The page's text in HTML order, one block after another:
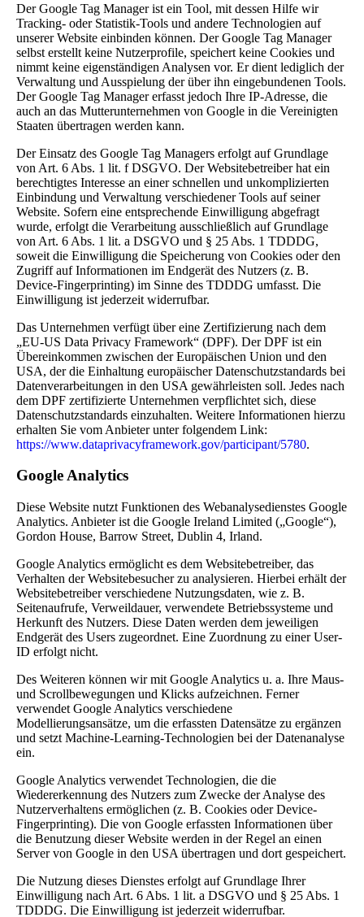
Der Google Tag Manager ist ein Tool, mit dessen Hilfe wir
Tracking- oder Statistik-Tools und andere Technologien auf
unserer Website einbinden können. Der Google Tag Manager
selbst erstellt keine Nutzerprofile, speichert keine Cookies und
nimmt keine eigenständigen Analysen vor. Er dient lediglich der
Verwaltung und Ausspielung der über ihn eingebundenen Tools.
Der Google Tag Manager erfasst jedoch Ihre IP-Adresse, die
auch an das Mutterunternehmen von Google in die Vereinigten
Staaten übertragen werden kann.
Der Einsatz des Google Tag Managers erfolgt auf Grundlage
von Art. 6 Abs. 1 lit. f DSGVO. Der Websitebetreiber hat ein
berechtigtes Interesse an einer schnellen und unkomplizierten
Einbindung und Verwaltung verschiedener Tools auf seiner
Website. Sofern eine entsprechende Einwilligung abgefragt
wurde, erfolgt die Verarbeitung ausschließlich auf Grundlage
von Art. 6 Abs. 1 lit. a DSGVO und § 25 Abs. 1 TDDDG,
soweit die Einwilligung die Speicherung von Cookies oder den
Zugriff auf Informationen im Endgerät des Nutzers (z. B.
Device-Fingerprinting) im Sinne des TDDDG umfasst. Die
Einwilligung ist jederzeit widerrufbar.
Das Unternehmen verfügt über eine Zertifizierung nach dem
„EU-US Data Privacy Framework“ (DPF). Der DPF ist ein
Übereinkommen zwischen der Europäischen Union und den
USA, der die Einhaltung europäischer Datenschutzstandards bei
Datenverarbeitungen in den USA gewährleisten soll. Jedes nach
dem DPF zertifizierte Unternehmen verpflichtet sich, diese
Datenschutzstandards einzuhalten. Weitere Informationen hierzu
erhalten Sie vom Anbieter unter folgendem Link:
https://www.dataprivacyframework.gov/participant/5780.
Google Analytics
Diese Website nutzt Funktionen des Webanalysedienstes Google
Analytics. Anbieter ist die Google Ireland Limited („Google“),
Gordon House, Barrow Street, Dublin 4, Irland.
Google Analytics ermöglicht es dem Websitebetreiber, das
Verhalten der Websitebesucher zu analysieren. Hierbei erhält der
Websitebetreiber verschiedene Nutzungsdaten, wie z. B.
Seitenaufrufe, Verweildauer, verwendete Betriebssysteme und
Herkunft des Nutzers. Diese Daten werden dem jeweiligen
Endgerät des Users zugeordnet. Eine Zuordnung zu einer User-
ID erfolgt nicht.
Des Weiteren können wir mit Google Analytics u. a. Ihre Maus-
und Scrollbewegungen und Klicks aufzeichnen. Ferner
verwendet Google Analytics verschiedene
Modellierungsansätze, um die erfassten Datensätze zu ergänzen
und setzt Machine-Learning-Technologien bei der Datenanalyse
ein.
Google Analytics verwendet Technologien, die die
Wiedererkennung des Nutzers zum Zwecke der Analyse des
Nutzerverhaltens ermöglichen (z. B. Cookies oder Device-
Fingerprinting). Die von Google erfassten Informationen über
die Benutzung dieser Website werden in der Regel an einen
Server von Google in den USA übertragen und dort gespeichert.
Die Nutzung dieses Dienstes erfolgt auf Grundlage Ihrer
Einwilligung nach Art. 6 Abs. 1 lit. a DSGVO und § 25 Abs. 1
TDDDG. Die Einwilligung ist jederzeit widerrufbar.